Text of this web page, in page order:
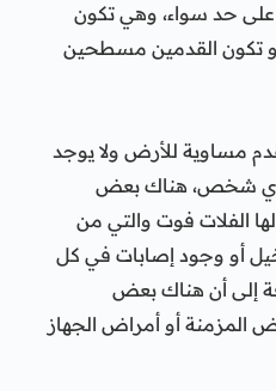
على حد سواء، وهي تكون
تكون القدمين مسطحين
مساوية للأرض ولا يوجد
أي شخص، هناك بعض
الفلات فوت والتي من
أو وجود إصابات في كل
إلى أن هناك بعض
المزمنة أو أمراض الجهاز